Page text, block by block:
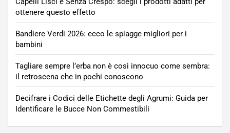
ottenere questo effetto
Bandiere Verdi 2026: ecco le spiagge migliori per i
bambini
Tagliare sempre l’erba non è così innocuo come sembra:
il retroscena che in pochi conoscono
Decifrare i Codici delle Etichette degli Agrumi: Guida per
Identificare le Bucce Non Commestibili